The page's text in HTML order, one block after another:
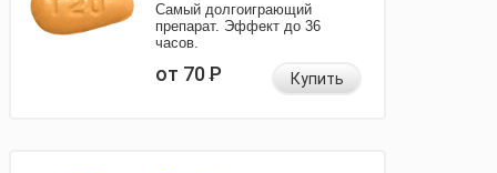
Самый долгоиграющий
препарат. Эффект до 36
часов.
от 70Р Купить